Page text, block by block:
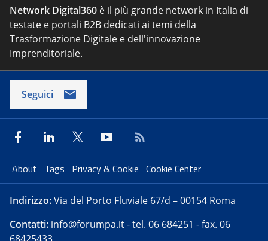
Network Digital360 è il più grande network in Italia di
testate e portali B2B dedicati ai temi della
Trasformazione Digitale e dell'innovazione
Imprenditoriale.
Seguici
About Tags Privacy & Cookie Cookie Center
Indirizzo:Via del Porto Fluviale 67/d – 00154 Roma
Contatti: info@forumpa.it- tel. 06 684251 - fax. 06